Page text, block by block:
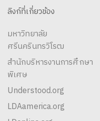
ลิงก์ที่เกี่ยวข้อง
มหาวิทยาลัย
ศรีนครินทรวิโรฒ
สำนักบริหารงานการศึกษา
พิเศษ
Understood.org
LDAamerica.org